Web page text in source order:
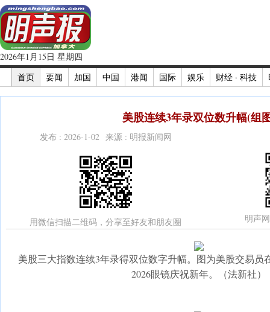
2026年1月15日 星期四
首页
要闻 加国 中国 港闻 国际 娱乐 财经 · 科技
美股连续3年录双位数升幅(组
发布 : 2026-1-02 来源 : 明报新闻网
用微信扫描二维码，分享至好友和朋友圈 明声
美股三大指数连续3年录得双位数字升幅。图为美股交易员
2026眼镜庆祝新年。（法新社）